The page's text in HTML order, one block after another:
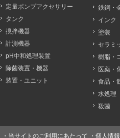
定量ポンプアクセサリー
タンク
撹拌機器
計測機器
pH中和処理装置
除菌装置・機器
装置・ユニット
鉄鋼・
インク
塗装
セラミ
樹脂・
医薬・
食品・
水処理
殺菌
・ 当サイトのご利用にあたって ・ 個人情